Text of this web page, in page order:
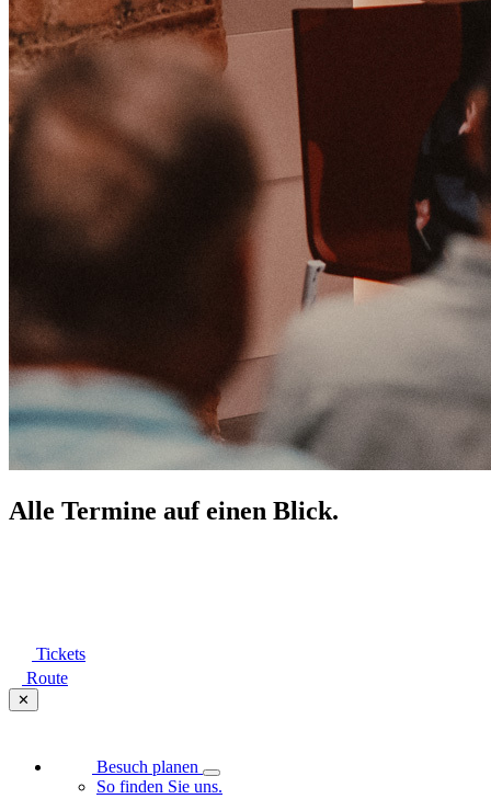
Alle Termine auf einen Blick.
Tickets
Route
✕
Besuch planen
So finden Sie uns.